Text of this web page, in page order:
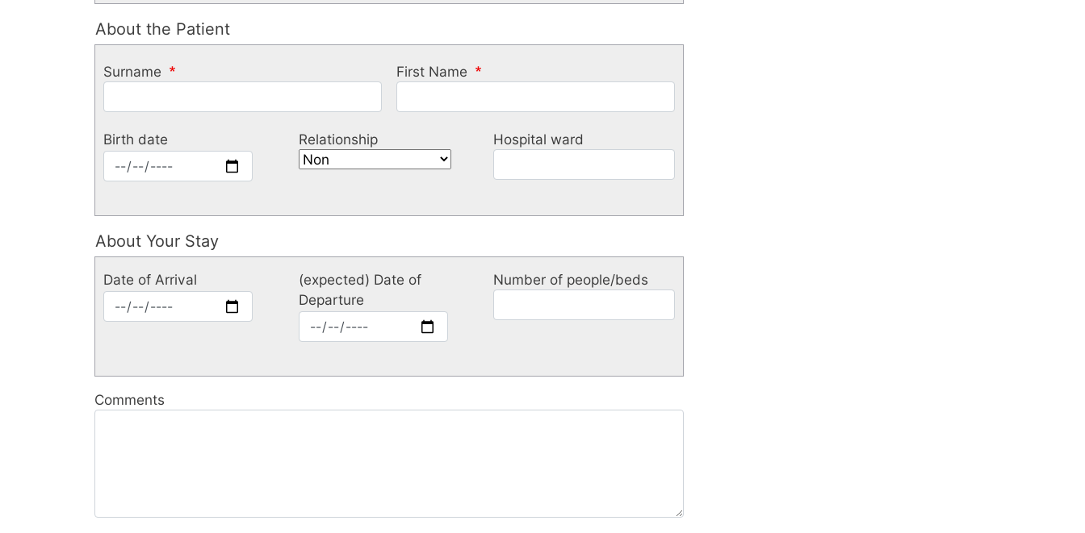
About the Patient
About
Patient
Surname First Name
Birth date
Birth
date
Date
Relationship Hospital ward
About Your Stay
Date of Arrival
Date
of
Date
(expected) Date of
Departure
(expected)
Date
Departure
Number of people/beds
Comments